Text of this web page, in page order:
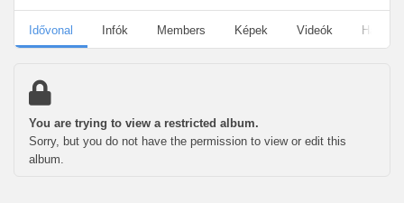
Idővonal Infók Members Képek Videók
You are trying to view a restricted album.
Sorry, but you do not have the permission to view or edit this
album.